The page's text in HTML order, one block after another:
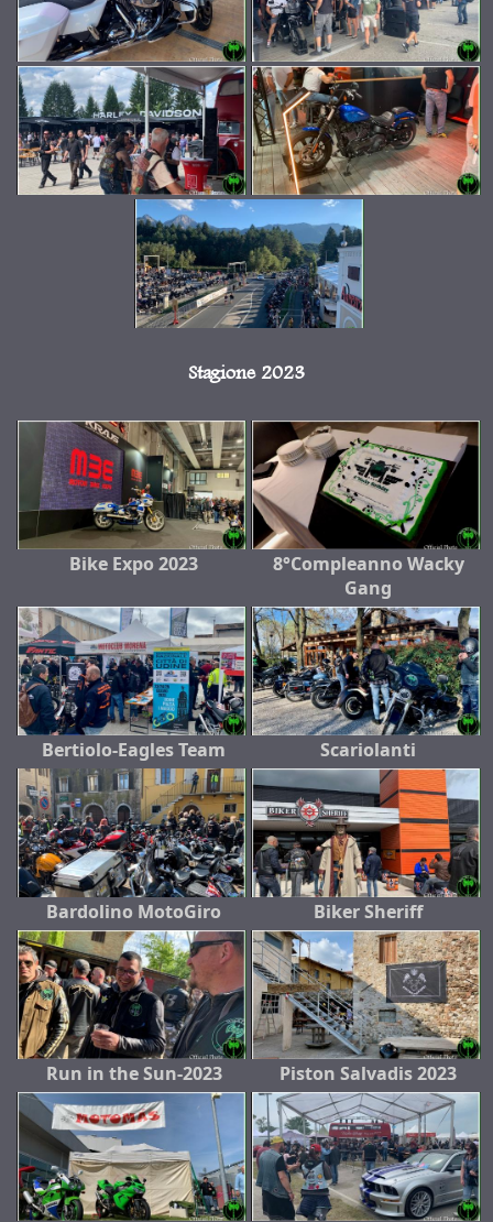
Stagione 2023
Bike Expo 2023
8°Compleanno Wacky
Gang
Bertiolo-Eagles Team Scariolanti
Bardolino MotoGiro Biker Sheriff
Run in the Sun-2023 Piston Salvadis 2023